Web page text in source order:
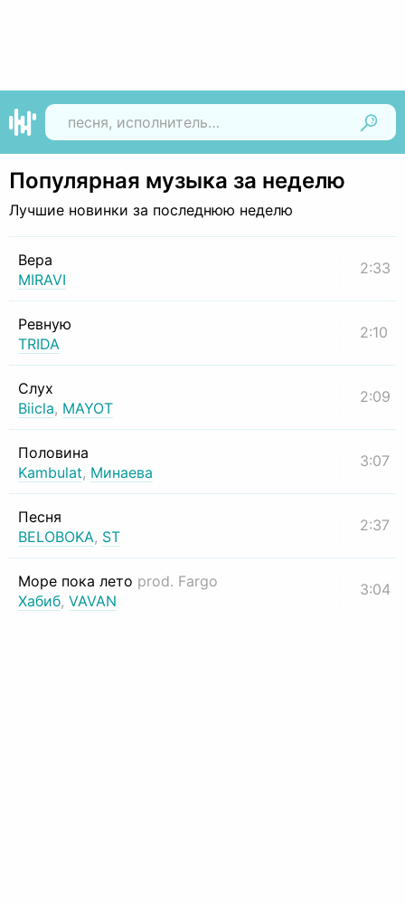
Популярная музыка за неделю
Лучшие новинки за последнюю неделю
Вера
MIRAVI
2:33
Ревную
TRIDA
2:10
Слух
Biicla, MAYOT
2:09
Половина
Kambulat, Минаева
3:07
Песня
BELOBOKA, ST
2:37
Море пока лето prod. Fargo
Хабиб, VAVAN
3:04